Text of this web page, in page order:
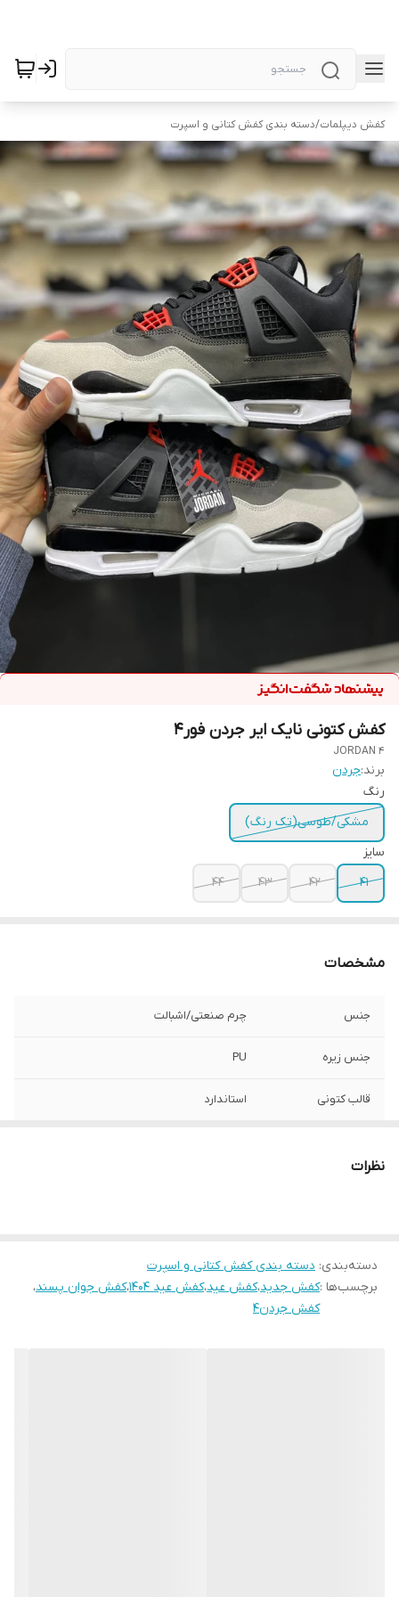
کفش دیپلمات/دسته بندی کفش کتانی و اسپرت
کفش کتونی نایک ایر جردن فور4
JORDAN 4
برند:جردن
رنگ
مشکی/طوسی(تک رنگ)
سایز
41
42
43
44
مشخصات
جنس چرم صنعتی/اشبالت
جنس زیره PU
قالب کتونی استاندارد
نظرات
دسته‌بندی: دسته بندی کفش کتانی و اسپرت
برچسب‌ها :کفش جدید،کفش عید،کفش عید 1404 ،کفش جوان پسند،
کفش جردن4